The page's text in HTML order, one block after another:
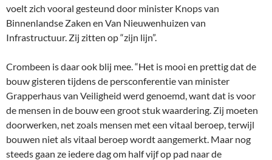
voelt zich vooral gesteund door minister Knops van
Binnenlandse Zaken en Van Nieuwenhuizen van
Infrastructuur. Zij zitten op “zijn lijn”.
Crombeen is daar ook blij mee. “Het is mooi en prettig dat de
bouw gisteren tijdens de persconferentie van minister
Grapperhaus van Veiligheid werd genoemd, want dat is voor
de mensen in de bouw een groot stuk waardering. Zij moeten
doorwerken, net zoals mensen met een vitaal beroep, terwijl
bouwen niet als vitaal beroep wordt aangemerkt. Maar nog
steeds gaan ze iedere dag om half vijf op pad naar de